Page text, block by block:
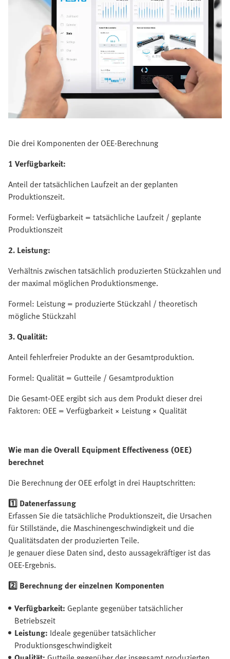
Die drei Komponenten der OEE-Berechnung
1 Verfügbarkeit:
Anteil der tatsächlichen Laufzeit an der geplanten
Produktionszeit.
Formel: Verfügbarkeit = tatsächliche Laufzeit / geplante
Produktionszeit
2. Leistung:
Verhältnis zwischen tatsächlich produzierten Stückzahlen und
der maximal möglichen Produktionsmenge.
Formel: Leistung = produzierte Stückzahl / theoretisch
mögliche Stückzahl
3. Qualität:
Anteil fehlerfreier Produkte an der Gesamtproduktion.
Formel: Qualität = Gutteile / Gesamtproduktion
Die Gesamt-OEE ergibt sich aus dem Produkt dieser drei
Faktoren: OEE = Verfügbarkeit × Leistung × Qualität
Wie man die Overall Equipment Effectiveness (OEE)
berechnet
Die Berechnung der OEE erfolgt in drei Hauptschritten:
1️⃣ Datenerfassung
Erfassen Sie die tatsächliche Produktionszeit, die Ursachen
für Stillstände, die Maschinen­geschwindigkeit und die
Qualitätsdaten der produzierten Teile.
Je genauer diese Daten sind, desto aussagekräftiger ist das
OEE-Ergebnis.
2️⃣ Berechnung der einzelnen Komponenten
Verfügbarkeit: Geplante gegenüber tatsächlicher
Betriebszeit
Leistung: Ideale gegenüber tatsächlicher
Produktionsgeschwindigkeit